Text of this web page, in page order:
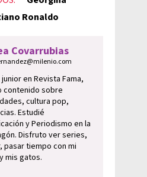
Ronaldo
Covarrubias
en Revista Fama,
contenido sobre
cultura pop,
Estudié
y Periodismo en la
Disfruto ver series,
pasar tiempo con mi
mis gatos.